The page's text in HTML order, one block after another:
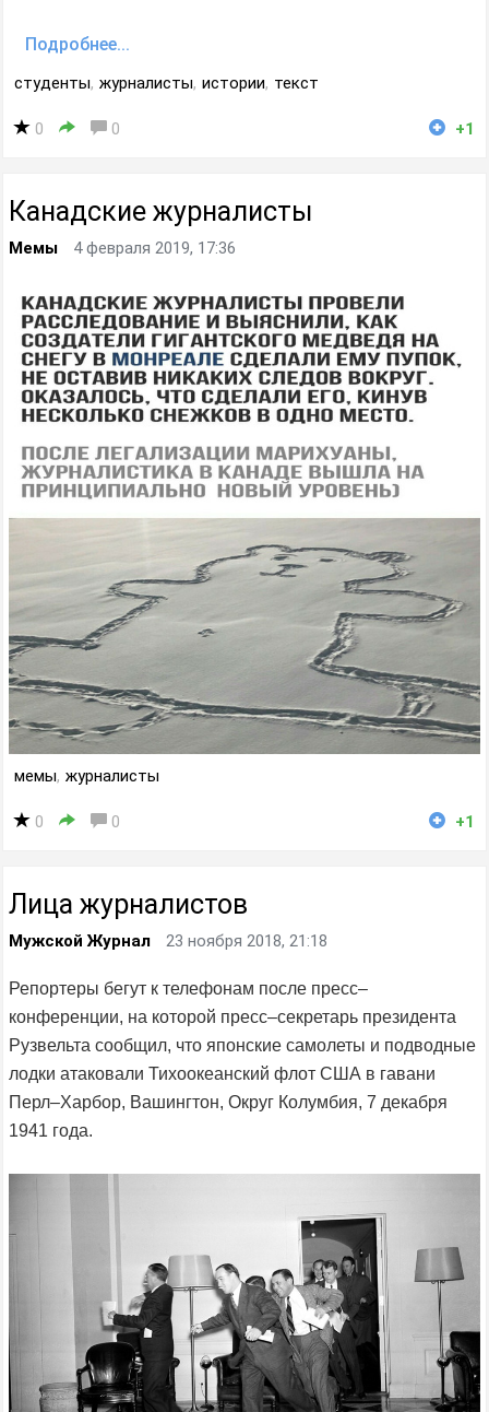
Подробнее...
студенты, журналисты, истории, текст
0 0 +1
Канадские журналисты
Мемы 4 февраля 2019, 17:36
мемы, журналисты
0 0 +1
Лица журналистов
Мужской Журнал 23 ноября 2018, 21:18
Репортеры бегут к телефонам после пресс–
конференции, на которой пресс–секретарь президента
Рузвельта сообщил, что японские самолеты и подводные
лодки атаковали Тихоокеанский флот США в гавани
Перл–Харбор, Вашингтон, Округ Колумбия, 7 декабря
1941 года.